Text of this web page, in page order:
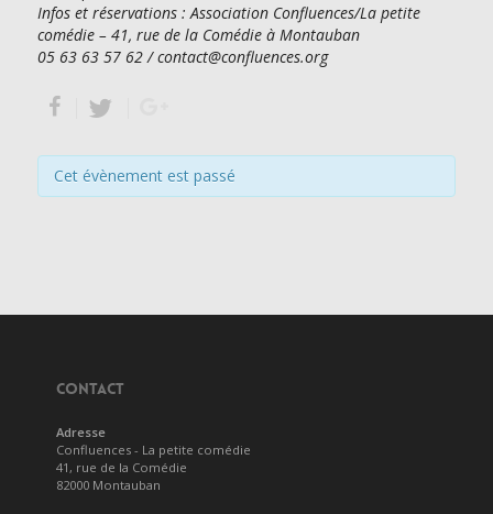
Infos et réservations : Association Confluences/La petite
comédie – 41, rue de la Comédie à Montauban
05 63 63 57 62 / contact@confluences.org
Cet évènement est passé
CONTACT
Adresse
Confluences - La petite comédie
41, rue de la Comédie
82000 Montauban